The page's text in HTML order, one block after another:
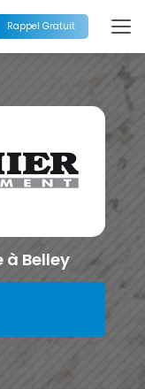
Rappel Gratuit
à Belley